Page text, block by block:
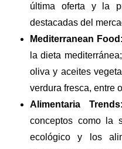
última oferta y la
destacadas del
Mediterranean Food:
la dieta
oliva y aceites
verdura fresca, entre
Alimentaria Trends:
conceptos como la
ecológico y los